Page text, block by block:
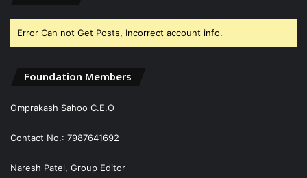
Error Can not Get Posts, Incorrect account info.
Foundation Members
Omprakash Sahoo C.E.O
Contact No.: 7987641692
Naresh Patel, Group Editor